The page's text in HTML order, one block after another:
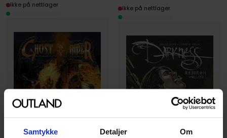
Samtykke Detaljer Om
Ikke på nettlager
Ikke på nettlager